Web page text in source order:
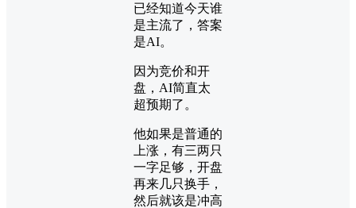
已经知道今天谁
是主流了，答案
是AI。
因为竞价和开
盘，AI简直太
超预期了。
他如果是普通的
上涨，有三两只
一字足够，开盘
再来几只换手，
然后就该是冲高